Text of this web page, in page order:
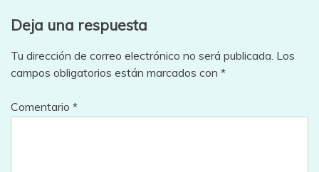
Deja una respuesta
Tu dirección de correo electrónico no será publicada. Los
campos obligatorios están marcados con *
Comentario *